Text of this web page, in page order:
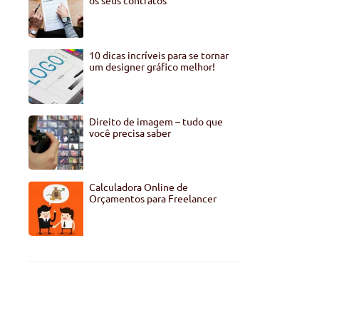
10 dicas incríveis para se tornar
um designer gráfico melhor!
Direito de imagem – tudo que
você precisa saber
Calculadora Online de
Orçamentos para Freelancer